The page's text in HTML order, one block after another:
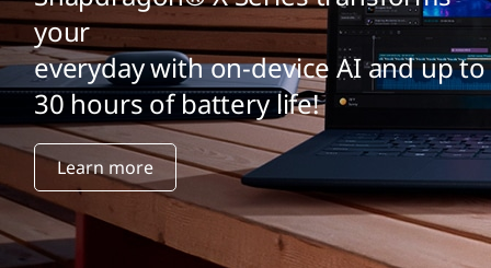
’
u
n
e
c
your
everyday with on-device AI and up to
30 hours of battery life!
Learn more